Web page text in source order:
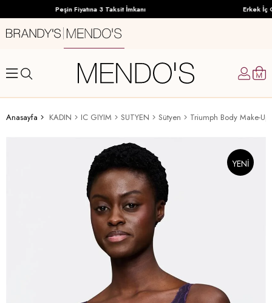
Peşin Fiyatına 3 Taksit İmkanı Erkek İç
Anasayfa KADIN IC GIYIM SUTYEN Sütyen Triumph Body Make-
YENI